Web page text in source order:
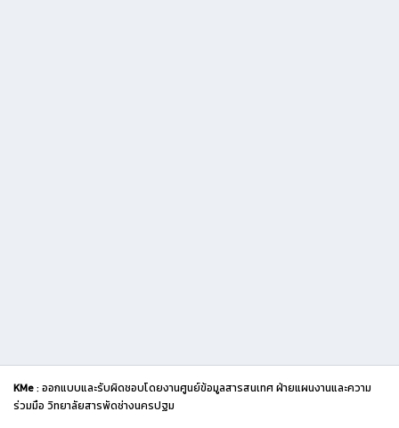
KMe: ออกแบบและรับผิดชอบโดยงานศูนย์ข้อมูลสารสนเทศ ฝ่ายแผนงานและความ
ร่วมมือ วิทยาลัยสารพัดช่างนครปฐม